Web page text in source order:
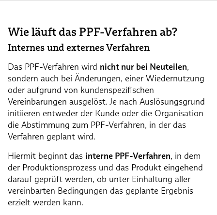
Wie läuft das PPF-Verfahren ab?
Internes und externes Verfahren
Das PPF-Verfahren wird nicht nur bei Neuteilen,
sondern auch bei Änderungen, einer Wiedernutzung
oder aufgrund von kundenspezifischen
Vereinbarungen ausgelöst. Je nach Auslösungsgrund
initiieren entweder der Kunde oder die Organisation
die Abstimmung zum PPF-Verfahren, in der das
Verfahren geplant wird.
Hiermit beginnt das interne PPF-Verfahren, in dem
der Produktionsprozess und das Produkt eingehend
darauf geprüft werden, ob unter Einhaltung aller
vereinbarten Bedingungen das geplante Ergebnis
erzielt werden kann.